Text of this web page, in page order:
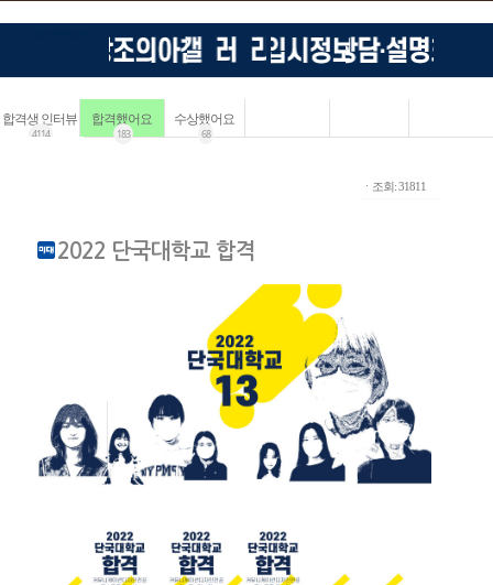
합격생 인터뷰
4114
합격했어요
183
수상했어요
68
ㆍ조회: 31811
2022 단국대학교 합격